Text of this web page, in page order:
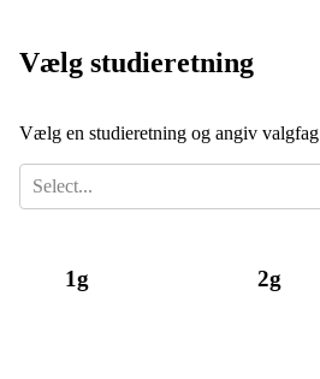
Vælg studieretning
Vælg en studieretning og angiv valgfag
Select...
1g 2g